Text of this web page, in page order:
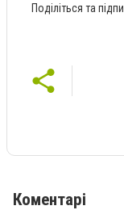
Поділіться та
Коментарі